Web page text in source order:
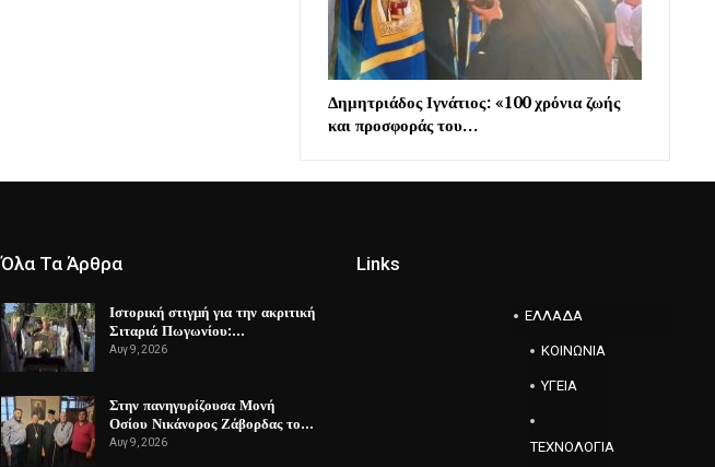
Δημητριάδος Ιγνάτιος: «100 χρόνια ζωής
και προσφοράς του…
Όλα Τα Άρθρα
Ιστορική στιγμή για την ακριτική
Σιταριά Πωγωνίου:…
Αυγ 9, 2026
Στην πανηγυρίζουσα Μονή
Οσίου Νικάνορος Ζάβορδας το…
Αυγ 9, 2026
Links
ΕΛΛΑΔΑ
ΚΟΙΝΩΝΙΑ
ΥΓΕΙΑ
ΤΕΧΝΟΛΟΓΙΑ